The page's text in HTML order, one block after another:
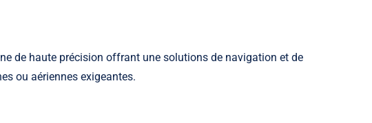
de haute précision offrant une solutions de navigation et de
ou aériennes exigeantes.